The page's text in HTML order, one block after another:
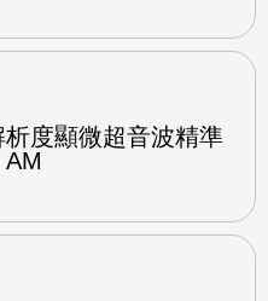
度顯微超音波精準